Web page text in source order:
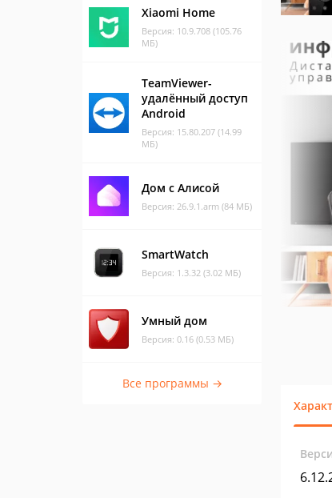
Xiaomi Home
Версия: 10.9.708 (105.76
МБ)
TeamViewer-
удалённый доступ
Android
Версия: 15.80.207 (14.99
МБ)
Дом с Алисой
Версия: 26.9.1.arm (84 МБ)
SmartWatch
Версия: 1.3.32 (3.02 МБ)
Умный дом
Версия: 0.16 (0.53 МБ)
Все программы →